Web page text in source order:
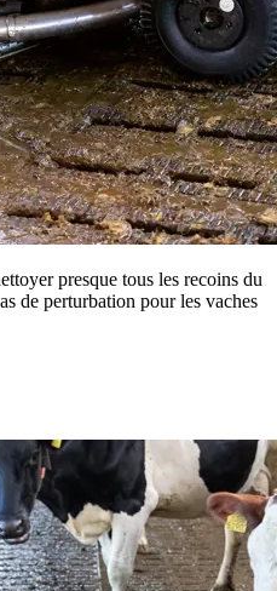
presque tous les recoins du
de perturbation pour les vaches